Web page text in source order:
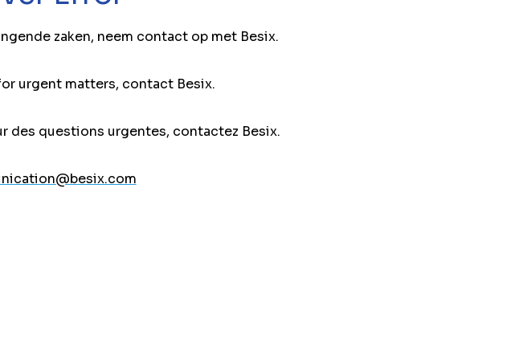
zaken, neem contact op met Besix.
urgent matters, contact Besix.
des questions urgentes, contactez Besix.